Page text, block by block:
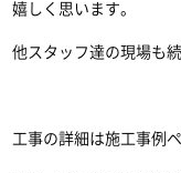
嬉しく思います。
他スタッフ達の現場も
工事の詳細は施工事例